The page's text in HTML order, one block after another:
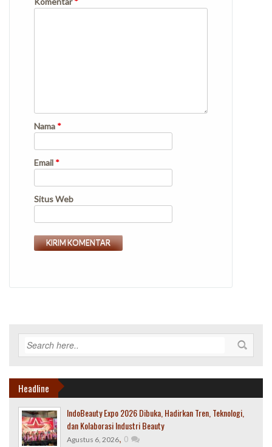
Nama *
Email *
Situs Web
Headline
IndoBeauty Expo 2026 Dibuka, Hadirkan Tren, Teknologi,
dan Kolaborasi Industri Beauty
Agustus 6, 2026, 0